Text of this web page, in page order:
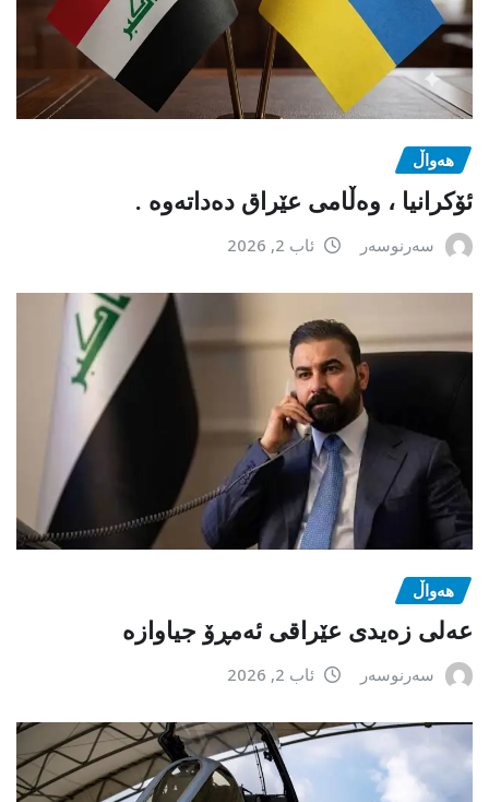
هەواڵ
ئۆکرانیا ، وەڵامی عێراق دەداتەوە .
سەرنوسەر ئاب 2, 2026
هەواڵ
عەلی زەیدی عێراقی ئەمڕۆ جیاوازە
سەرنوسەر ئاب 2, 2026